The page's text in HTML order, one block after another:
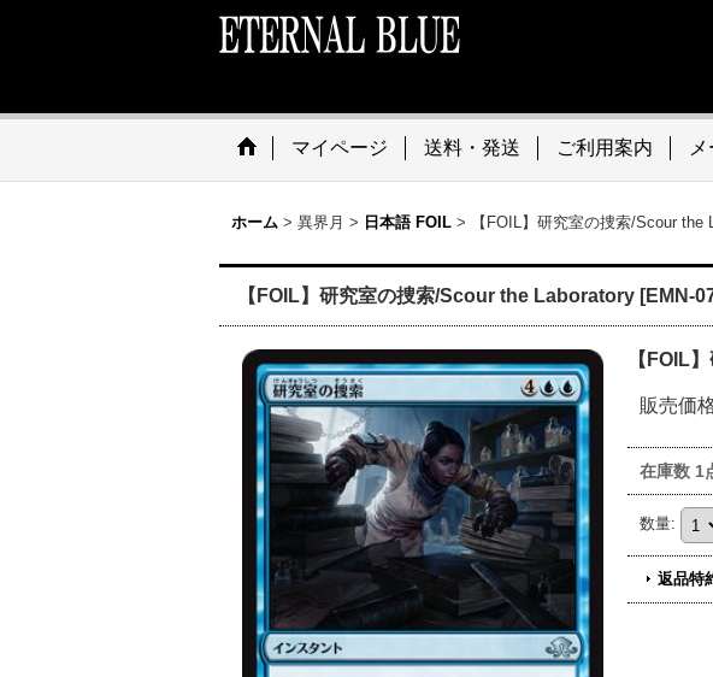
マイページ 送料・発送 ご利用案内
ホーム > 異界月 > 日本語 FOIL > 【FOIL】研究室の捜索/Scour the
【FOIL】研究室の捜索/Scour the Laboratory [EMN-
【FOIL
販売価
在庫数 1
数量:
返品特